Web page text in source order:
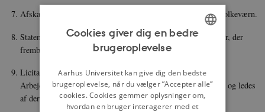
Afskaffelse af den staaende Hær. Indførelse af alminde­ligt Folkeværn.
Staten overtager alle Samfærdselsmidler samt de Industri­arter, der
frembringer Folkets Livsfornødenheder.
Licitationssystemet ved alt offentligt Arbejde bortfalder.
Arbejdets Udførelse overlades til Arbejdernes Organisationer og ledes
af dertil af Staten eller Kommunen beskikkede Mænd.
DANISH
Cookies giver dig en bedre
brugeroplevelse
Aarhus Universitet kan give dig den bedste
brugeroplevelse, når du vælger ”Accepter alle”
cookies. Cookies gemmer oplysninger om,
hvordan en bruger interagerer med et